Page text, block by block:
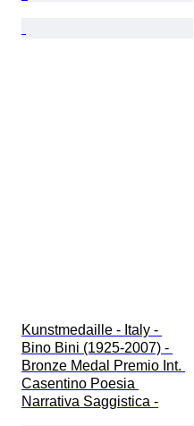
Kunstmedaille - Italy -
Bino Bini (1925-2007) -
Bronze Medal Premio Int.
Casentino Poesia
Narrativa Saggistica -